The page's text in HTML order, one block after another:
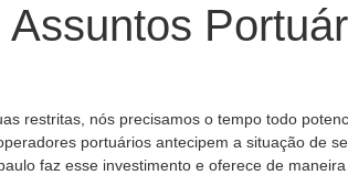
restritas, nós precisamos o tempo todo
portuários antecipem a situação de
faz esse investimento e oferece de